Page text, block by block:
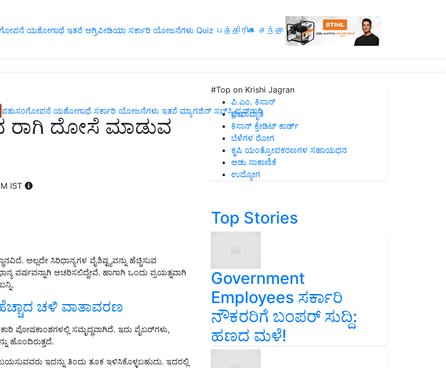
ಯಶೋಗಾಥೆ ಇತರೆ ಅಗ್ರಿಪೀಡಿಯಾ ಸರ್ಕಾರಿ ಯೋಜನೆಗಳು Quiz பத்திரிகை சந்தா
ಪಶುಸಂಗೋಪನೆ ಯಶೋಗಾಥೆ ಸರ್ಕಾರಿ ಯೋಜನೆಗಳು ಇತರೆ ಮ್ಯಾಗಜಿನ್‌ ಸಬ್‌ಸ್ಕ್ರಿಪ್ಷನ್‌ಗಾಗಿ
ರಾಗಿ ದೋಸೆ ಮಾಡುವ
IST
. ಅಲ್ಲದೇ ಸಿರಿಧಾನ್ಯಗಳ ವೈಶಿಷ್ಟ್ಯವನ್ನು ಹೆಚ್ಚಿಸುವ
ವರ್ಷವನ್ನಾಗಿ ಆಚರಿಸಲಿದ್ದೇವೆ. ಹಾಗಾಗಿ ಒಂದು ಪ್ರಯತ್ನವಾಗಿ
.
ಚಳಿ ವಾತಾವರಣ
ಪೋಷಕಾಂಶಗಳಲ್ಲಿ ಸಮೃದ್ಧವಾಗಿದೆ. ಇದು ಪೈಬರ್‌ಗಳು,
ಹೊಂದಿರುತ್ತದೆ.
ಇದನ್ನು ತಿಂದು ತೂಕ ಇಳಿಸಿಕೊಳ್ಳಬಹುದು. ಇದರಲ್ಲಿ
#Top on Krishi Jagran
ಪಿ.ಎಂ. ಕಿಸಾನ್
ಜೀವಾಮೃತ
ಕಿಸಾನ್ ಕ್ರೇಡಿಟ್ ಕಾರ್ಡ್
ಬೆಳೆಗಳ ರೋಗ
ಕೃಷಿ ಯಂತ್ರೋಪಕರಣಗಳ ಸಹಾಯಧನ
ಆಡು ಸಾಕಾಣಿಕೆ
ಉದ್ಯೋಗ
Top Stories
Government
Employees ಸರ್ಕಾರಿ
ನೌಕರರಿಗೆ ಬಂಪರ್‌ ಸುದ್ದಿ:
ಹಣದ ಮಳೆ!